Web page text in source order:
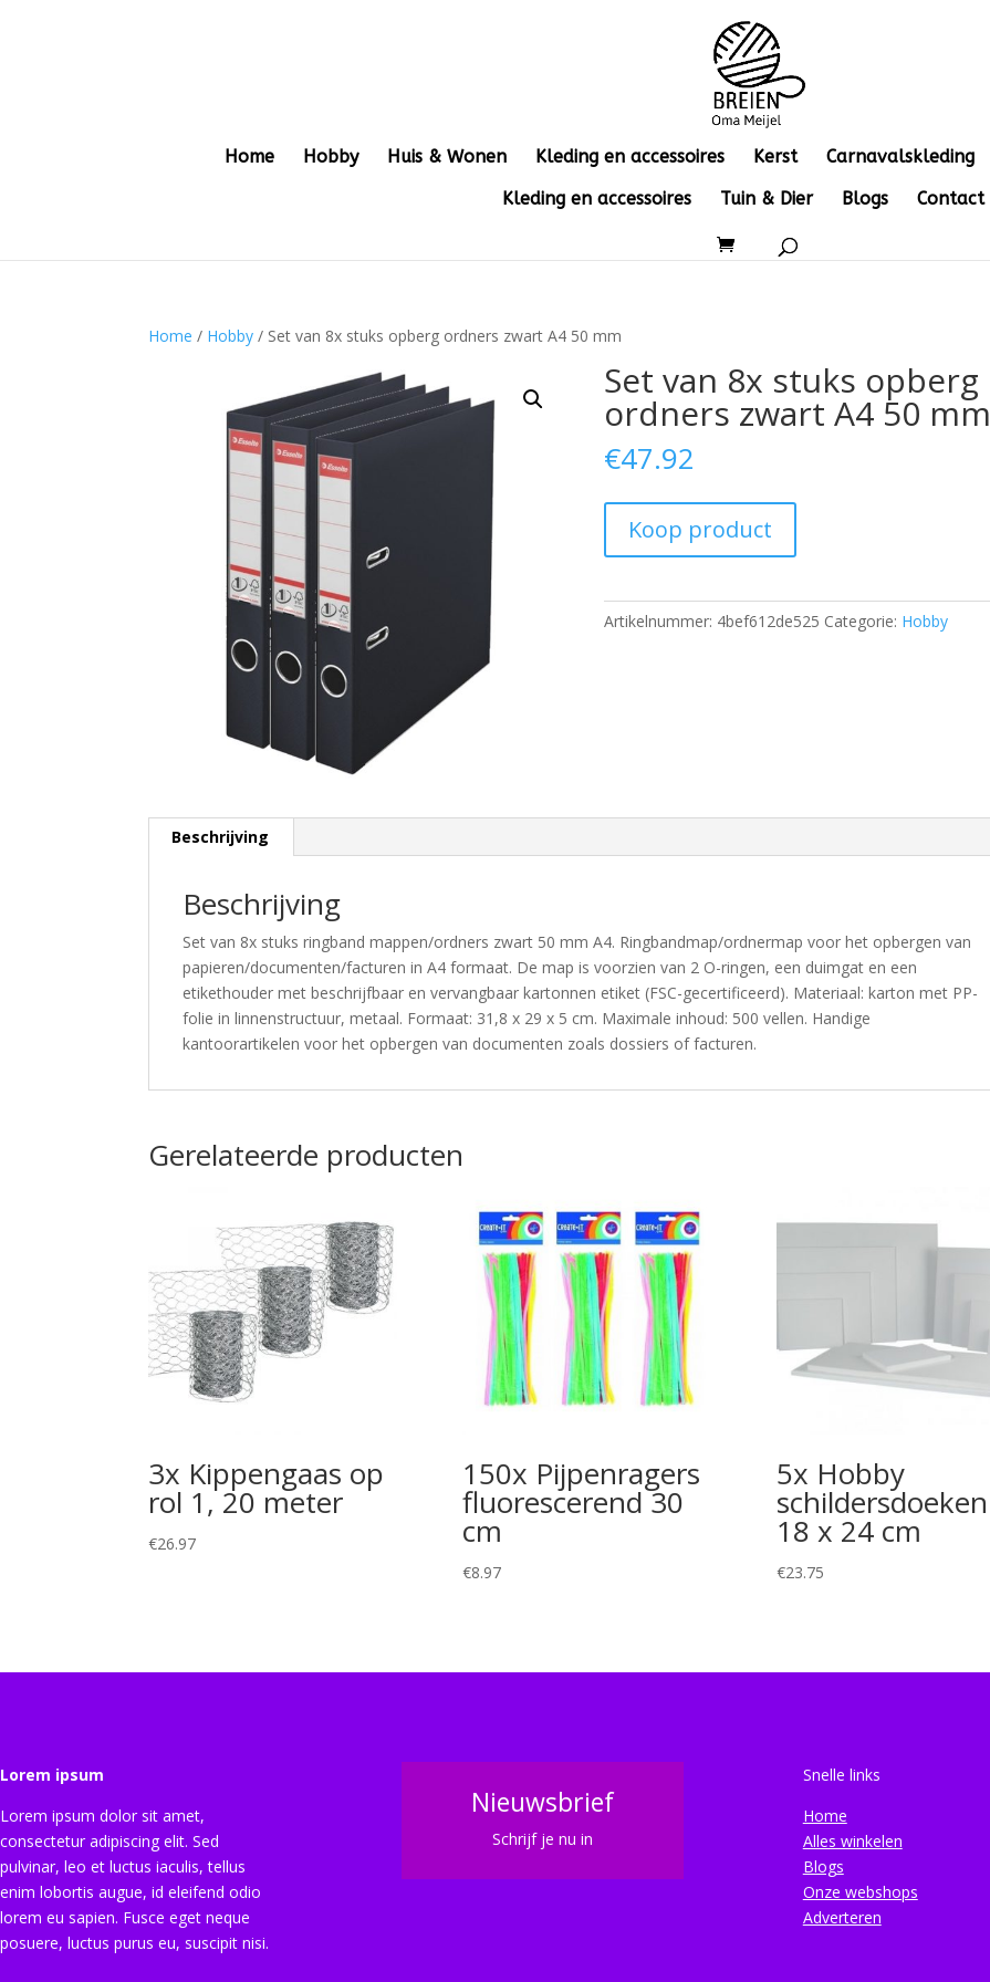
Home Hobby Huis & Wonen Kleding en accessoires Kerst Carnavalskleding
Kleding en accessoires
Tuin & Dier Blogs Contact
Home / Hobby / Set van 8x stuks opberg ordners zwart A4 50 mm
Set van 8x stuks opberg
ordners zwart A4 50 mm
€47.92
Koop product
Artikelnummer: 4bef612de525 Categorie: Hobby
Beschrijving
Beschrijving
Set van 8x stuks ringband mappen/ordners zwart 50 mm A4. Ringbandmap/ordnermap voor het opbergen van
papieren/documenten/facturen in A4 formaat. De map is voorzien van 2 O-ringen, een duimgat en een
etikethouder met beschrijfbaar en vervangbaar kartonnen etiket (FSC-gecertificeerd). Materiaal: karton met PP-
folie in linnenstructuur, metaal. Formaat: 31,8 x 29 x 5 cm. Maximale inhoud: 500 vellen. Handige
kantoorartikelen voor het opbergen van documenten zoals dossiers of facturen.
Gerelateerde producten
3x Kippengaas op
rol 1, 20 meter
€26.97
150x Pijpenragers
fluorescerend 30
cm
€8.97
5x Hobby
schildersdoeken
18 x 24 cm
€23.75
Lorem ipsum
Lorem ipsum dolor sit amet,
consectetur adipiscing elit. Sed
pulvinar, leo et luctus iaculis, tellus
enim lobortis augue, id eleifend odio
lorem eu sapien. Fusce eget neque
posuere, luctus purus eu, suscipit nisi.
Nieuwsbrief
Schrijf je nu in
Snelle links
Home
Alles winkelen
Blogs
Onze webshops
Adverteren